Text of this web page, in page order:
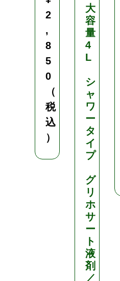
2
,
8
5
0
（
税
込
）
大
容
量
4
L
シ
ャ
ワ
ー
タ
イ
プ
グ
リ
ホ
サ
ー
ト
液
剤
／